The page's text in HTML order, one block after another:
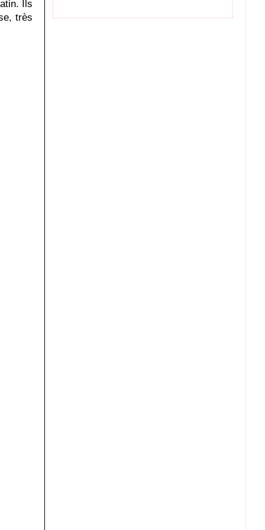
Ils
très